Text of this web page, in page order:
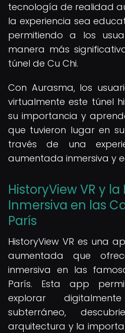
tecnología de realidad
la experiencia sea
permitiendo a los
manera más
túnel de Cu Chi.
Con Aurasma, los
virtualmente este túnel
su importancia y
que tuvieron lugar en
través de una
aumentada inmersiva y
HistoryView VR y
Inmersiva en las
París
HistoryView VR es una
aumentada que
inmersiva en las
París. Esta app
explorar
subterráneo,
arquitectura y la